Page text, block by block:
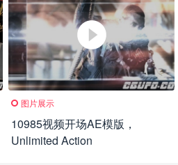
图片展示
10985视频开场AE模版，
Unlimited Action